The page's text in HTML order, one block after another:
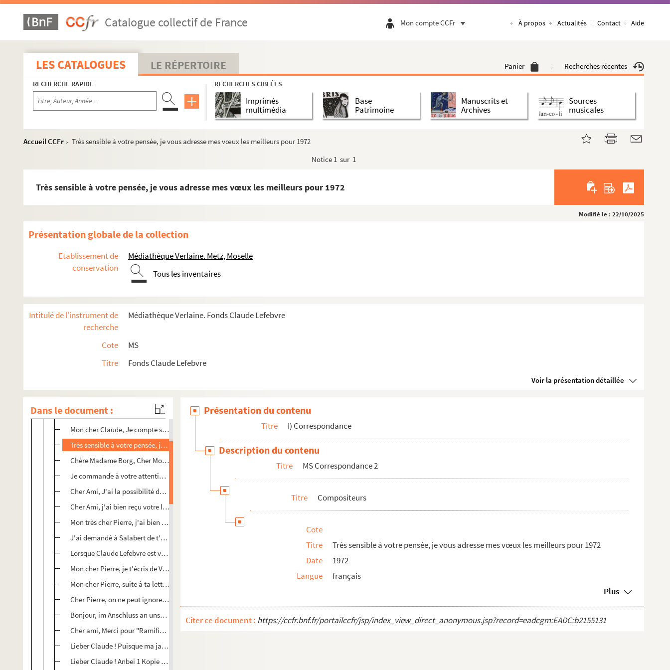
Catalogue collectif de France Mon compte CCFr À propos Actualités Contact Aide
LES CATALOGUES LE RÉPERTOIRE Panier Recherches récentes
RECHERCHE RAPIDE RECHERCHES CIBLÉES
Imprimés
multimédia
Base
Patrimoine
Manuscrits et
Archives
Sources
musicales
Accueil CCFr > Très sensible à votre pensée, je vous adresse mes vœux les meilleurs pour 1972
Notice 1 sur 1
Très sensible à votre pensée, je vous adresse mes vœux les meilleurs pour 1972
Modifié le : 22/10/2025
Présentation globale de la collection
Etablissement de
conservation
Médiathèque Verlaine. Metz, Moselle
Tous les inventaires
Intitulé de l'instrument de
recherche
Médiathèque Verlaine. Fonds Claude Lefebvre
Cote
MS
Titre
Fonds Claude Lefebvre
Voir la présentation détaillée
Dans le document :
I) Correspondance
MS Correspondance 1
MS Correspondance 2
Lieber Claude, Mitte und Ende-Dezember habe ich ständig versucht Dich anzurufen
Bonsoir Madame, C'est avec grand plaisir que j'ai fait votre connaissance
Bonjour Claude Lefebvre, Merci d'avoir bien voulu prendre un peu de votre temps
Mon cher Claude, Je compte sur une pièce nouvelle de toi pour le concert
Très sensible à votre pensée, je vous adresse mes vœux les meilleurs pour 1972
Chère Madame Borg, Cher Monsieur Lefebvre, ich erlaube mir, in deutsch zu schreiben - es ist einfach
Je commande à votre attention la partition de Claude Lefebvre, intitulée
Cher Ami, J'ai la possibilité de proposer au Ministre chargé de la Culture des nominations dans l'Or...
Cher Ami, j'ai bien reçu votre lettre du 9 février pour laquelle je vous remercie
Mon très cher Pierre, j'ai bien reçu ta lettre qui m'a fait, ainsi qu'à Inge, très grand plaisir
J'ai demandé à Salabert de t'expédier "Océan de terre" et "Orégon"
Lorsque Claude Lefebvre est venu me trouver il y a bientôt trente ans
Mon cher Pierre, je t'écris de Varel (Allemagne du nord) où je passe quelques jours avec Inge
Mon cher Pierre, suite à ta lettre amicale de décembre dernier, Hervé m'a écrit
Cher Pierre, on ne peut ignorer les ennuis de santé qui nous surprennent
Bonjour, im Anschluss an unser eben geführtes Telefongespräch
Cher ami, Merci pour "Ramifications"
Lieber Claude ! Puisque ma jambe sera mieux (pas bon), pour ta pièce "Ramifications"
Lieber Claude ! Anbei 1 Kopie der SR. Sendung mit Deinen sehr schöne Ramifications
Présentation du contenu
Titre I) Correspondance
Description du contenu
Titre MS Correspondance 2
Titre Compositeurs
Cote
Titre
Très sensible à votre pensée, je vous adresse mes vœux les meilleurs pour 1972
Date
1972
Langue
français
Plus
Citer ce document : https://ccfr.bnf.fr/portailccfr/jsp/index_view_direct_anonymous.jsp?record=eadcgm:EADC:b2155131